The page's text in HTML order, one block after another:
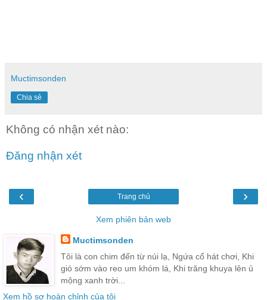
Muctimsonden
Chia sẻ
Không có nhận xét nào:
Đăng nhận xét
‹ ›
Trang chủ
Xem phiên bản web
Muctimsonden
Tôi là con chim đến từ núi lạ, Ngứa cổ hát chơi, Khi
gió sớm vào reo um khóm lá, Khi trăng khuya lên ủ
mộng xanh trời...
Xem hồ sơ hoàn chỉnh của tôi